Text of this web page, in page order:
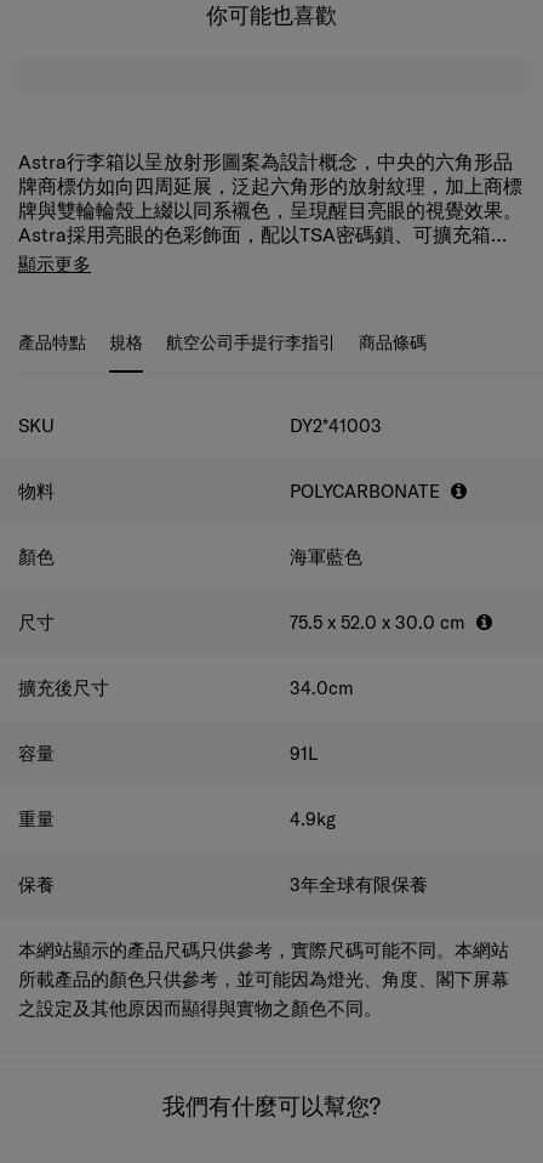
你可能也喜歡
Astra行李箱以呈放射形圖案為設計概念，中央的六角形品
牌商標仿如向四周延展，泛起六角形的放射紋理，加上商標
牌與雙輪輪殼上綴以同系襯色，呈現醒目亮眼的視覺效果。
Astra採用亮眼的色彩飾面，配以TSA密碼鎖、可擴充箱身
及實用的收納設計，是您的時尚實惠之選。
顯示更多
產品特點 規格 航空公司手提行李指引 商品條碼
規格
SKU DY2*41003
物料 POLYCARBONATE
顏色 海軍藍色
尺寸 75.5 x 52.0 x 30.0 cm
擴充後尺寸 34.0cm
容量 91L
重量 4.9kg
保養 3年全球有限保養
本網站顯示的產品尺碼只供參考，實際尺碼可能不同。本網站
所載產品的顏色只供參考，並可能因為燈光、角度、閣下屏幕
之設定及其他原因而顯得與實物之顏色不同。
我們有什麼可以幫您?